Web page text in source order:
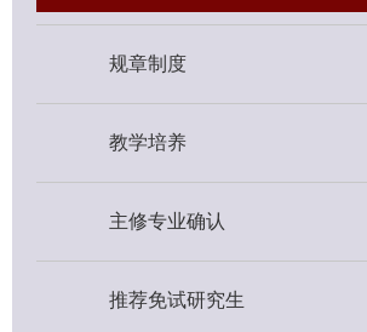
规章制度
教学培养
主修专业确认
推荐免试研究生